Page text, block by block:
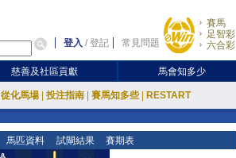
登入 /登記 常見問題
賽馬
足智彩
六合彩
慈善及社區貢獻 馬會知多少
從化馬場 投注指南 賽馬知多些 RESTART
馬匹資料 試閘結果 賽期表